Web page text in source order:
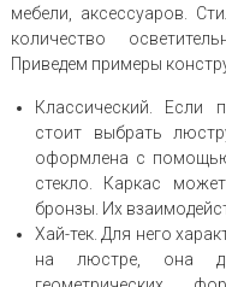
мебели, аксессуаров.
количество
Приведем примеры
Классический. Если
стоит выбрать
оформлена с помощью
стекло. Каркас
бронзы. Их
Хай-тек. Для него
на люстре, она